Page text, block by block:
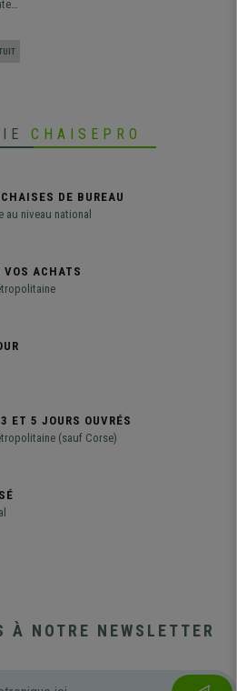
CHAISEPRO
DE BUREAU
au niveau national
VOS ACHATS
ET 5 JOURS OUVRÉS
(sauf Corse)
À NOTRE NEWSLETTER